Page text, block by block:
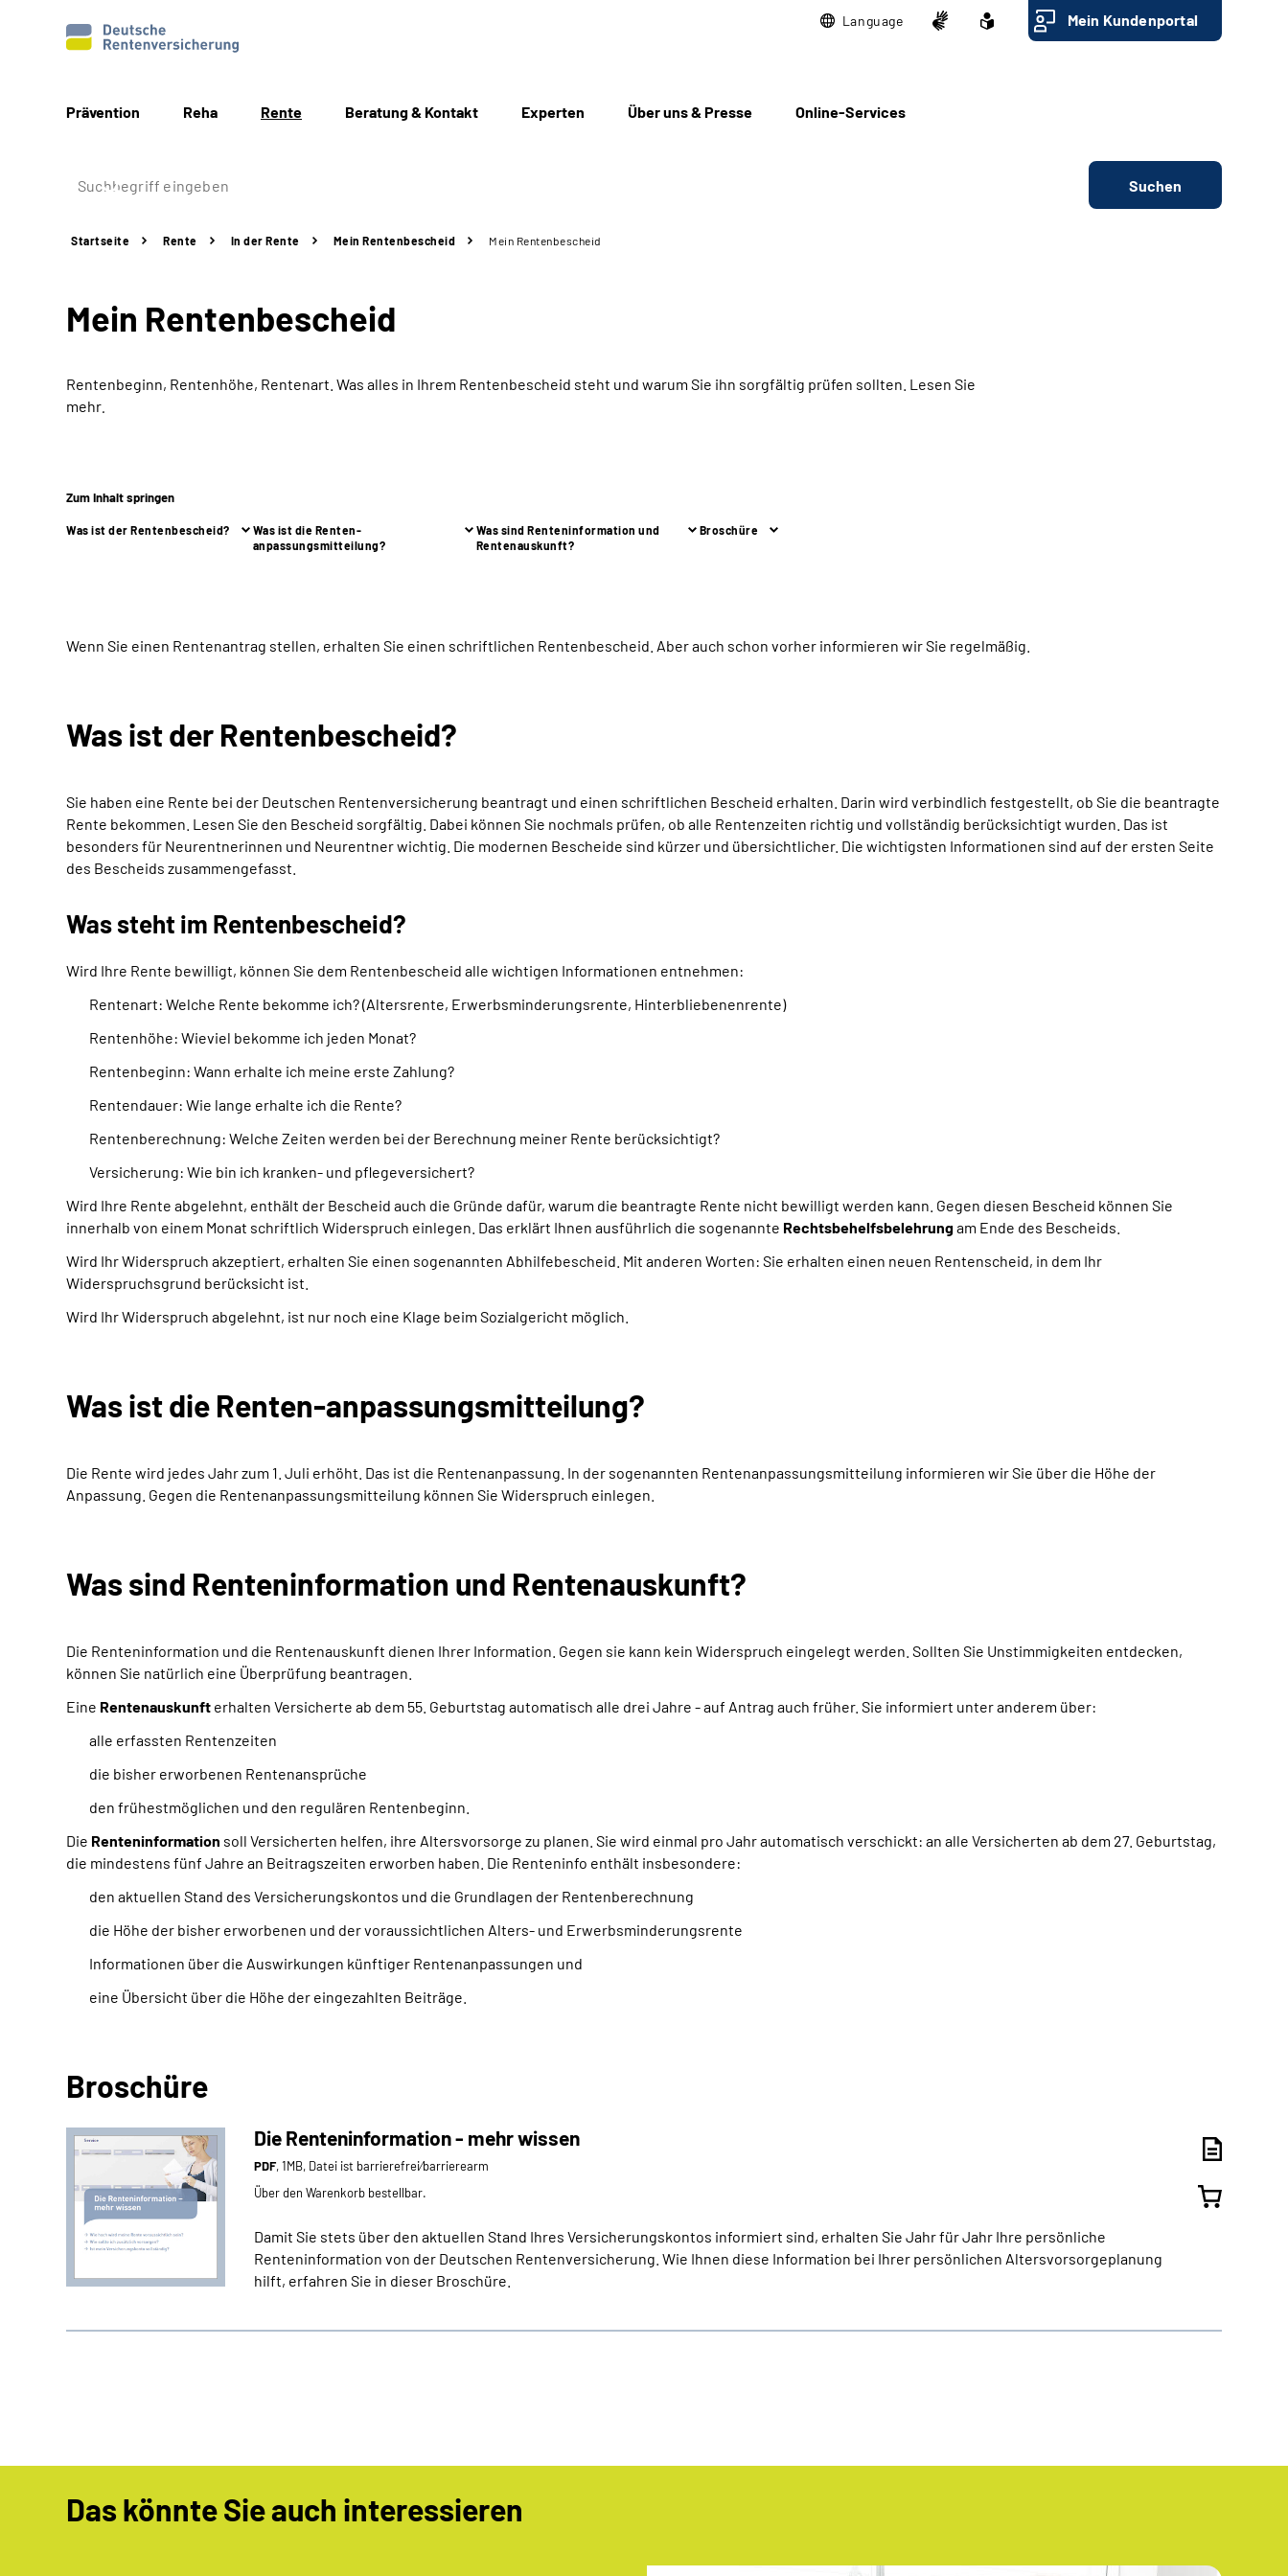
Language Mein Kundenportal
Prävention Reha Rente Beratung & Kontakt Experten Über uns & Presse Online-Services
Suchen
Startseite Rente In der Rente Mein Rentenbescheid Mein Rentenbescheid
Mein Rentenbescheid
Rentenbeginn, Rentenhöhe, Rentenart. Was alles in Ihrem Rentenbescheid steht und warum Sie ihn sorgfältig prüfen sollten. Lesen Sie
mehr
Zum Inhalt springen
Was ist der Rentenbescheid?
Was ist die Renten-
anpassungsmitteilung?
Was sind Renteninformation und
Rentenauskunft?
Broschüre
Wenn Sie einen Rentenantrag stellen, erhalten Sie einen schriftlichen Rentenbescheid. Aber auch schon vorher informieren wir Sie regelmäßig.
Was ist der Rentenbescheid?
Sie haben eine Rente bei der Deutschen Rentenversicherung beantragt und einen schriftlichen Bescheid erhalten . Darin wird verbindlich festgestellt, ob Sie die beantragte
Rente bekommen. Lesen Sie den Bescheid sorgfältig. Dabei können Sie nochmals prüfen, ob alle Rentenzeiten richtig und vollständig berücksichtigt wurden. Das ist
besonders für Neurentnerinnen und Neurentner wichtig. Die modernen Bescheide sind kürzer und übersichtlicher. Die wichtigsten Informationen sind auf der ersten Seite
des Bescheids zusammengefasst.
Was steht im Rentenbescheid?
Wird Ihre Rente bewilligt, können Sie dem Rentenbescheid alle wichtigen Informationen entnehmen:
Rentenart: Welche Rente bekomme ich?(Altersrente, Erwerbsminderungsrente, Hinterbliebenenrente)
Rentenhöhe: Wieviel bekomme ich jeden Monat?
Rentenbeginn: Wann erhalte ich meine erste Zahlung?
Rentendauer: Wie lange erhalte ich die Rente?
Rentenberechnung: Welche Zeiten werden bei der Berechnung meiner Rente berücksichtigt?
Versicherung: Wie bin ich kranken- und pflegeversichert?
Wird Ihre Rente abgelehnt, enthält der Bescheid auch die Gründe dafür, warum die beantragte Rente nicht bewilligt werden kann. Gegen diesen Bescheid können Sie
innerhalb von einem Monat schriftlich Widerspruch einlegen. Das erklärt Ihnen ausführlich die sogenannte Rechtsbehelfsbelehrungam Ende des Bescheids.
Wird Ihr Widerspruch akzeptiert, erhalten Sie einen sogenannten Abhilfebescheid. Mit anderen Worten: Sie erhalten einen neuen Rentenscheid, in dem Ihr
Widerspruchsgrund berücksicht ist.
Wird Ihr Widerspruch abgelehnt, ist nur noch eine Klage beim Sozialgericht möglich.
Was ist die Renten-anpassungsmitteilung?
Die Rente wird jedes Jahr zum 1. Juli erhöht. Das ist die Rentenanpassung. In der sogenannten Rentenanpassungsmitteilung informieren wir Sie über die Höhe der
Anpassung. Gegen die Rentenanpassungsmitteilung können Sie Widerspruch einlegen.
Was sind Renteninformation und Rentenauskunft?
Die Renteninformation und die Rentenauskunft dienen Ihrer Information. Gegen sie kann kein Widerspruch eingelegt werden. Sollten Sie Unstimmigkeiten entdecken,
können Sie natürlich eine Überprüfung beantragen.
Eine Rentenauskunft erhalten Versicherte ab dem 55. Geburtstag automatisch alle drei Jahre -­ auf Antrag auch früher. Sie informiert unter anderem über:
alle erfassten Rentenzeiten
die bisher erworbenen Rentenansprüche
den frühestmöglichen und den regulären Rentenbeginn.
Die Renteninformation soll Versicherten helfen, ihre Altersvorsorge zu planen. Sie wird einmal pro Jahr automatisch verschickt: an alle Versicherten ab dem 27. Geburtstag,
die mindestens fünf Jahre an Beitragszeiten erworben haben. Die Renteninfo enthält insbesondere:
den aktuellen Stand des Versicherungskontos und die Grundlagen der Rentenberechnung
die Höhe der bisher erworbenen und der voraussichtlichen Alters- und Erwerbsminderungsrente
Informationen über die Auswirkungen künftiger Rentenanpassungen und
eine Übersicht über die Höhe der eingezahlten Beiträge.
Broschüre
Die Renteninformation - mehr wissen
PDF, 1MB, Datei ist barrierefrei⁄barrierearm
Über den Warenkorb bestellbar.
Damit Sie stets über den aktuellen Stand Ihres Versicherungskontos informiert sind, erhalten Sie Jahr für Jahr Ihre persönliche
Renteninformation von der Deutschen Rentenversicherung. Wie Ihnen diese Information bei Ihrer persönlichen Altersvorsorgeplanung
hilft, erfahren Sie in dieser Broschüre.
Das könnte Sie auch interessieren